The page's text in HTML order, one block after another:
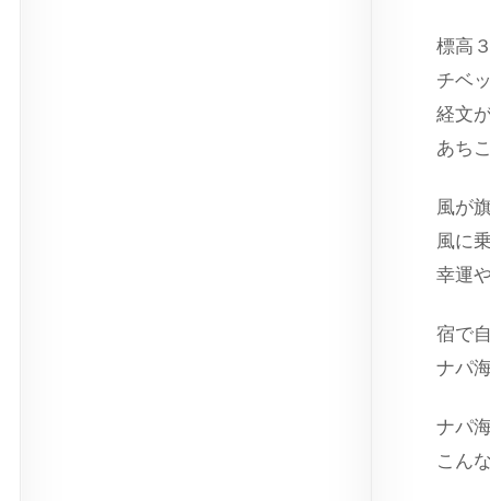
標高
チベ
経文
あち
風が
風に
幸運
宿で
ナパ
ナパ
こん